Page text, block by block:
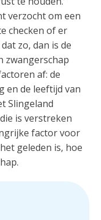
verzocht om een
checken of er
zo, dan is de
zwangerschap
af: de
en de leeftijd van
Slingeland
is verstreken
factor voor
geleden is, hoe